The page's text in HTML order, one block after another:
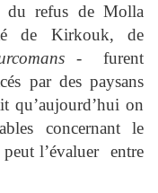
du refus de Molla
de Kirkouk, de
- furent
par des paysans
qu’aujourd’hui on
concernant le
l’évaluer entre